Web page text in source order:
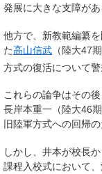
発展に大きな支障があ
他方で、新教範編纂
た高山信武 （陸大47
方式の復活について警
これらの論争はその
長岸本重一（陸大46
旧陸軍方式への回帰
しかし、井本が校長
課程入校式において